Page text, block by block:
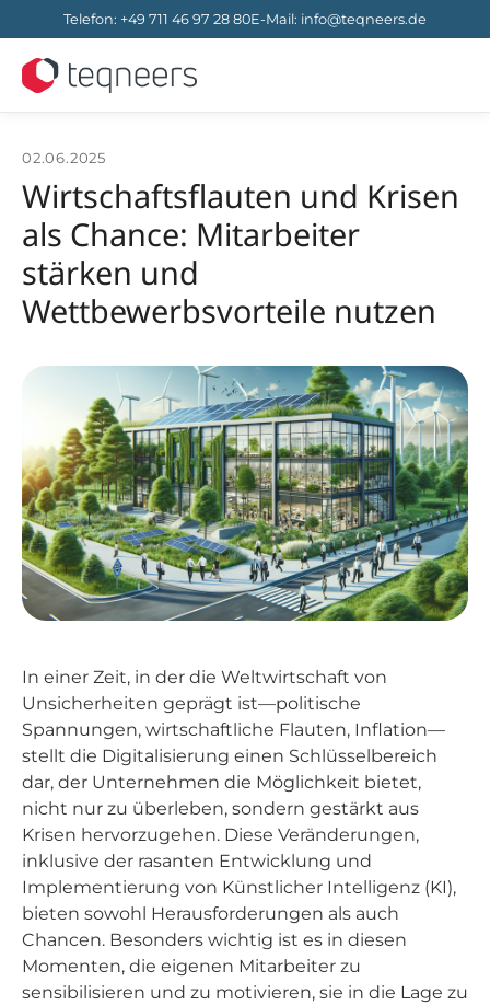
Telefon: +49 711 46 97 28 80E-Mail: info@teqneers.de
02.06.2025
Wirtschaftsflauten und Krisen
als Chance: Mitarbeiter
stärken und
Wettbewerbsvorteile nutzen
In einer Zeit, in der die Weltwirtschaft von
Unsicherheiten geprägt ist—politische
Spannungen, wirtschaftliche Flauten, Inflation—
stellt die Digitalisierung einen Schlüsselbereich
dar, der Unternehmen die Möglichkeit bietet,
nicht nur zu überleben, sondern gestärkt aus
Krisen hervorzugehen. Diese Veränderungen,
inklusive der rasanten Entwicklung und
Implementierung von Künstlicher Intelligenz (KI),
bieten sowohl Herausforderungen als auch
Chancen. Besonders wichtig ist es in diesen
Momenten, die eigenen Mitarbeiter zu
sensibilisieren und zu motivieren, sie in die Lage zu